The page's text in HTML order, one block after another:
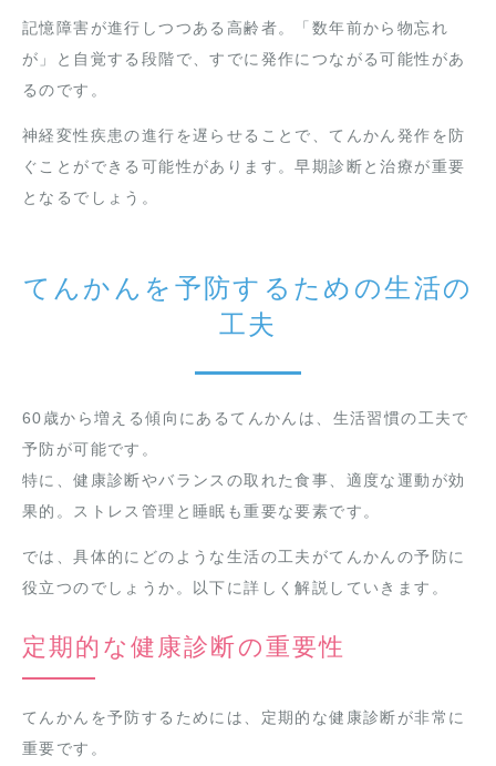
記憶障害が進行しつつある高齢者。「数年前から物忘れ
が」と自覚する段階で、すでに発作につながる可能性があ
るのです。
神経変性疾患の進行を遅らせることで、てんかん発作を防
ぐことができる可能性があります。早期診断と治療が重要
となるでしょう。
てんかんを予防するための生活の
工夫
60歳から増える傾向にあるてんかんは、生活習慣の工夫で
予防が可能です。
特に、健康診断やバランスの取れた食事、適度な運動が効
果的。ストレス管理と睡眠も重要な要素です。
では、具体的にどのような生活の工夫がてんかんの予防に
役立つのでしょうか。以下に詳しく解説していきます。
定期的な健康診断の重要性
てんかんを予防するためには、定期的な健康診断が非常に
重要です。